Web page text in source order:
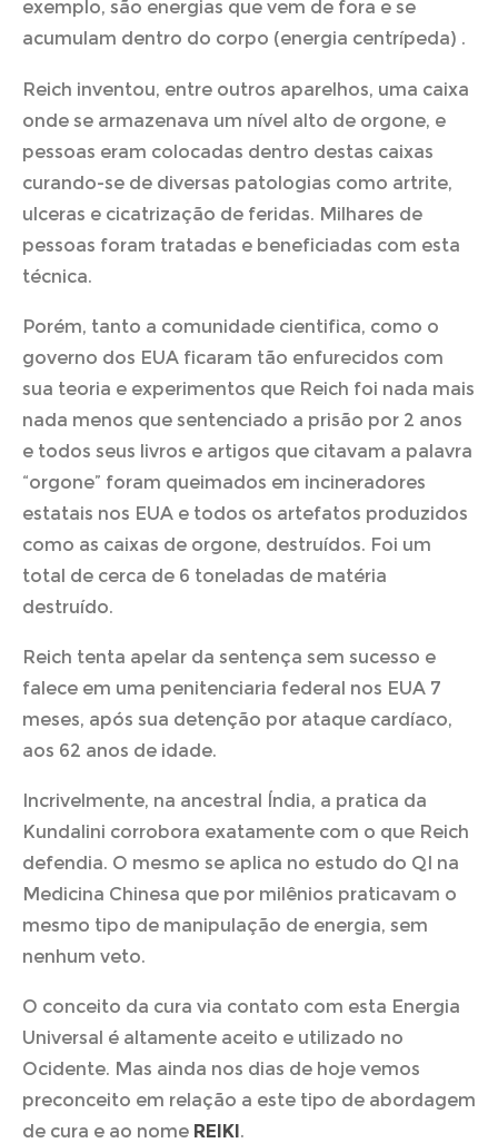
exemplo, são energias que vem de fora e se
acumulam dentro do corpo (energia centrípeda) .
Reich inventou, entre outros aparelhos, uma caixa
onde se armazenava um nível alto de orgone, e
pessoas eram colocadas dentro destas caixas
curando-se de diversas patologias como artrite,
ulceras e cicatrização de feridas. Milhares de
pessoas foram tratadas e beneficiadas com esta
técnica.
Porém, tanto a comunidade cientifica, como o
governo dos EUA ficaram tão enfurecidos com
sua teoria e experimentos que Reich foi nada mais
nada menos que sentenciado a prisão por 2 anos
e todos seus livros e artigos que citavam a palavra
“orgone” foram queimados em incineradores
estatais nos EUA e todos os artefatos produzidos
como as caixas de orgone, destruídos. Foi um
total de cerca de 6 toneladas de matéria
destruído.
Reich tenta apelar da sentença sem sucesso e
falece em uma penitenciaria federal nos EUA 7
meses, após sua detenção por ataque cardíaco,
aos 62 anos de idade.
Incrivelmente, na ancestral Índia, a pratica da
Kundalini corrobora exatamente com o que Reich
defendia. O mesmo se aplica no estudo do QI na
Medicina Chinesa que por milênios praticavam o
mesmo tipo de manipulação de energia, sem
nenhum veto.
O conceito da cura via contato com esta Energia
Universal é altamente aceito e utilizado no
Ocidente. Mas ainda nos dias de hoje vemos
preconceito em relação a este tipo de abordagem
de cura e ao nome REIKI.